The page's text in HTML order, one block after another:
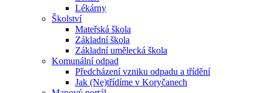
Lékárny
Školství
Mateřská škola
Základní škola
Základní umělecká škola
Komunální odpad
Předcházení vzniku odpadu a třídění
Jak (Ne)třídíme v Koryčanech